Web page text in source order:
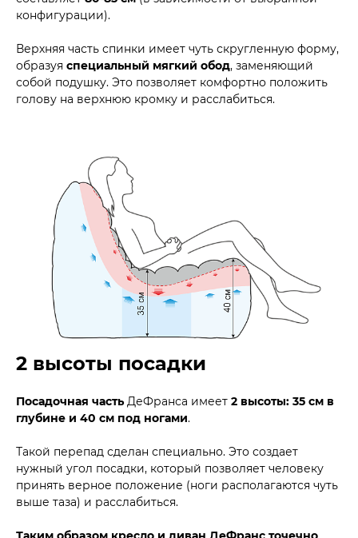
конфигурации).
Верхняя часть спинки имеет чуть скругленную форму,
образуя специальный мягкий обод, заменяющий
собой подушку. Это позволяет комфортно положить
голову на верхнюю кромку и расслабиться.
2 высоты посадки
Посадочная часть ДеФранса имеет 2 высоты: 35 см в
глубине и 40 см под ногами.
Такой перепад сделан специально. Это создает
нужный угол посадки, который позволяет человеку
принять верное положение (ноги располагаются чуть
выше таза) и расслабиться.